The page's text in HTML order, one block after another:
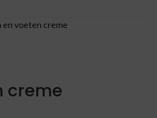
en voeten creme
creme